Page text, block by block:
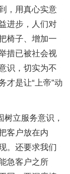
，用真心实意
进步，人们对
椅子、增加一
措已被社会视
识，切实为不
才是让“上帝”动
树立服务意识，
客户放在内
。还要求我们
急客户之所